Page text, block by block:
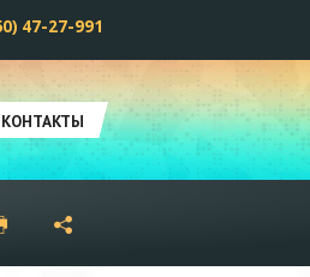
47-27-991
КОНТАКТЫ